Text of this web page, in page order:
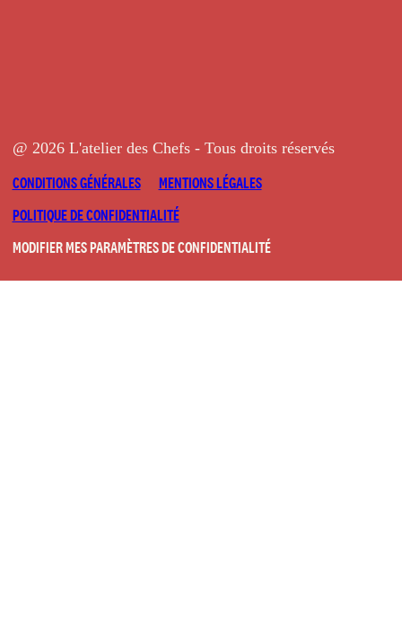
@ 2026 L'atelier des Chefs - Tous droits réservés
CONDITIONS GÉNÉRALES
MENTIONS LÉGALES
POLITIQUE DE CONFIDENTIALITÉ
MODIFIER MES PARAMÈTRES DE CONFIDENTIALITÉ